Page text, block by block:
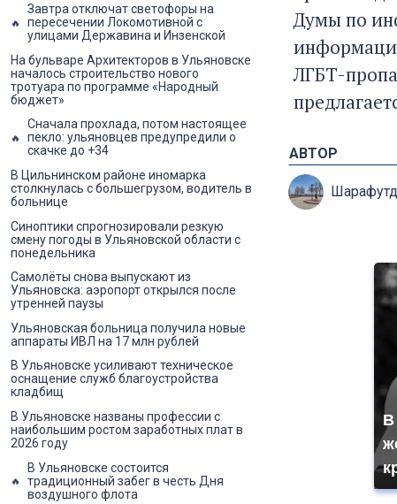
Думы по
ЛГБТ-
АВТОР
В
Завтра отключат светофоры на
пересечении Локомотивной с
улицами Державина и Инзенской
На бульваре Архитекторов в Ульяновске
началось строительство нового
тротуара по программе «Народный
бюджет»
Сначала прохлада, потом настоящее
пекло: ульяновцев предупредили о
скачке до +34
В Цильнинском районе иномарка
столкнулась с большегрузом, водитель в
больнице
Синоптики спрогнозировали резкую
смену погоды в Ульяновской области с
понедельника
Самолёты снова выпускают из
Ульяновска: аэропорт открылся после
утренней паузы
Ульяновская больница получила новые
аппараты ИВЛ на 17 млн рублей
В Ульяновске усиливают техническое
оснащение служб благоустройства
кладбищ
В Ульяновске названы профессии с
наибольшим ростом заработных плат в
2026 году
В Ульяновске состоится
традиционный забег в честь Дня
воздушного флота